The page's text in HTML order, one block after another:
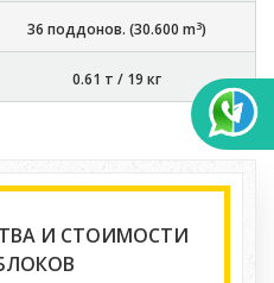
36 поддонов. (30.600 m3)
0.61 т / 19 кг
И СТОИМОСТИ